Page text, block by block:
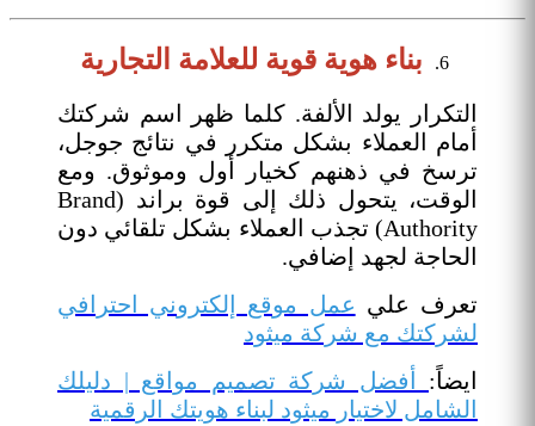
بناء هوية قوية للعلامة التجارية
التكرار يولد الألفة. كلما ظهر اسم شركتك
أمام العملاء بشكل متكرر في نتائج جوجل،
ترسخ في ذهنهم كخيار أول وموثوق. ومع
الوقت، يتحول ذلك إلى قوة براند (Brand
Authority) تجذب العملاء بشكل تلقائي دون
الحاجة لجهد إضافي.
تعرف علي عمل موقع إلكتروني احترافي
لشركتك مع شركة ميثود
ايضاً: أفضل شركة تصميم مواقع | دليلك
الشامل لاختيار ميثود لبناء هويتك الرقمية